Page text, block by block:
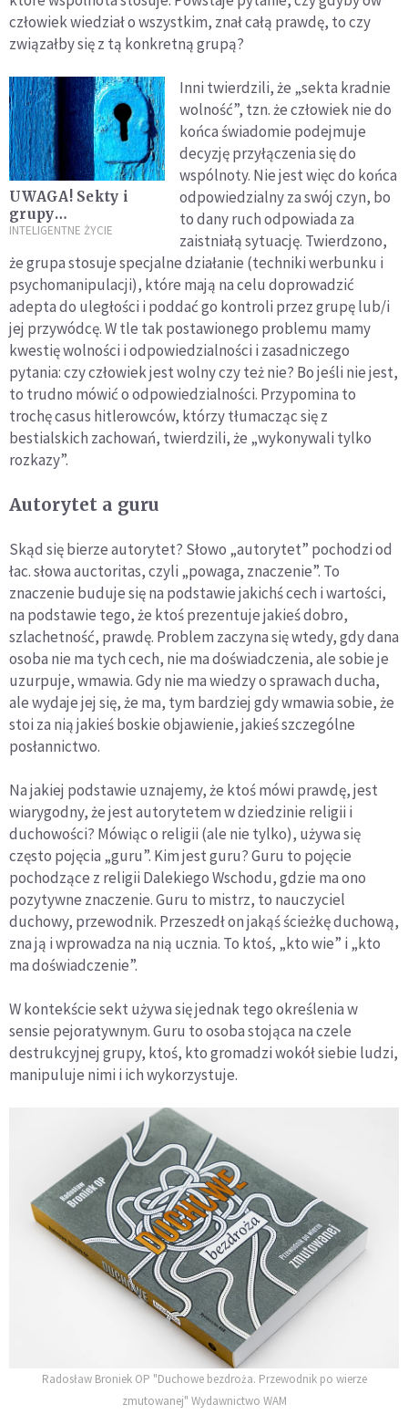
człowiek wiedział o wszystkim, znał całą prawdę, to czy
związałby się z tą konkretną grupą?
UWAGA! Sekty i
grupy
psychomanipulacyjne
INTELIGENTNE ŻYCIE
Inni twierdzili, że „sekta kradnie
wolność”, tzn. że człowiek nie do
końca świadomie podejmuje
decyzję przyłączenia się do
wspólnoty. Nie jest więc do końca
odpowiedzialny za swój czyn, bo
to dany ruch odpowiada za
zaistniałą sytuację. Twierdzono,
że grupa stosuje specjalne działanie (techniki werbunku i
psychomanipulacji), które mają na celu doprowadzić
adepta do uległości i poddać go kontroli przez grupę lub/i
jej przywódcę. W tle tak postawionego problemu mamy
kwestię wolności i odpowiedzialności i zasadniczego
pytania: czy człowiek jest wolny czy też nie? Bo jeśli nie jest,
to trudno mówić o odpowiedzialności. Przypomina to
trochę casus hitlerowców, którzy tłumacząc się z
bestialskich zachowań, twierdzili, że „wykonywali tylko
rozkazy”.
Autorytet a guru
Skąd się bierze autorytet? Słowo „autorytet” pochodzi od
łac. słowa auctoritas, czyli „powaga, znaczenie”. To
znaczenie buduje się na podstawie jakichś cech i wartości,
na podstawie tego, że ktoś prezentuje jakieś dobro,
szlachetność, prawdę. Problem zaczyna się wtedy, gdy dana
osoba nie ma tych cech, nie ma doświadczenia, ale sobie je
uzurpuje, wmawia. Gdy nie ma wiedzy o sprawach ducha,
ale wydaje jej się, że ma, tym bardziej gdy wmawia sobie, że
stoi za nią jakieś boskie objawienie, jakieś szczególne
posłannictwo.
Na jakiej podstawie uznajemy, że ktoś mówi prawdę, jest
wiarygodny, że jest autorytetem w dziedzinie religii i
duchowości? Mówiąc o religii (ale nie tylko), używa się
często pojęcia „guru”. Kim jest guru? Guru to pojęcie
pochodzące z religii Dalekiego Wschodu, gdzie ma ono
pozytywne znaczenie. Guru to mistrz, to nauczyciel
duchowy, przewodnik. Przeszedł on jakąś ścieżkę duchową,
zna ją i wprowadza na nią ucznia. To ktoś, „kto wie” i „kto
ma doświadczenie”.
W kontekście sekt używa się jednak tego określenia w
sensie pejoratywnym. Guru to osoba stojąca na czele
destrukcyjnej grupy, ktoś, kto gromadzi wokół siebie ludzi,
manipuluje nimi i ich wykorzystuje.
Radosław Broniek OP "Duchowe bezdroża. Przewodnik po wierze
zmutowanej" Wydawnictwo WAM